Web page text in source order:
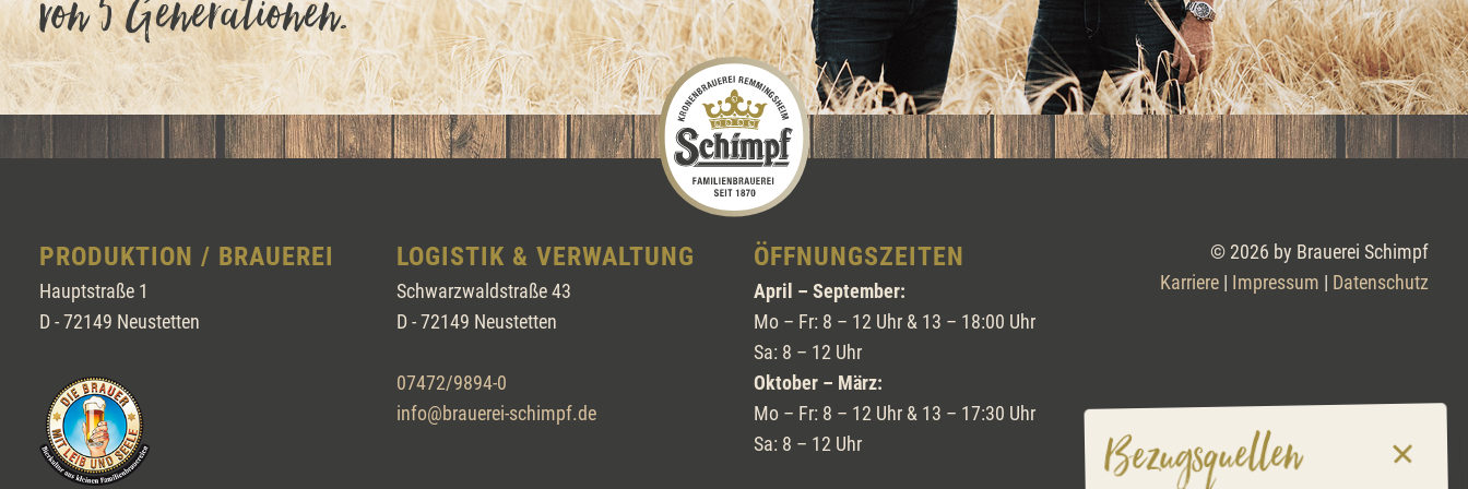
Bezugsquellen
PRODUKTION / BRAUEREI
Hauptstraße 1
D - 72149 Neustetten
LOGISTIK & VERWALTUNG
Schwarzwaldstraße 43
D - 72149 Neustetten
07472/9894-0
info@brauerei-schimpf.de
ÖFFNUNGSZEITEN
April – September:
Mo – Fr: 8 – 12 Uhr & 13 – 18:00 Uhr
Sa: 8 – 12 Uhr
Oktober – März:
Mo – Fr: 8 – 12 Uhr & 13 – 17:30 Uhr
Sa: 8 – 12 Uhr
© 2026 by Brauerei Schimpf
Karriere | Impressum | Datenschutz